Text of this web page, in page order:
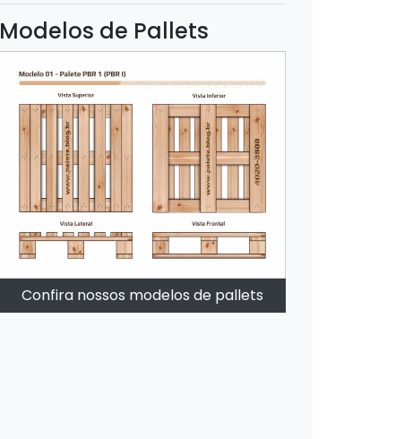
Modelos de Pallets
Confira nossos modelos de pallets